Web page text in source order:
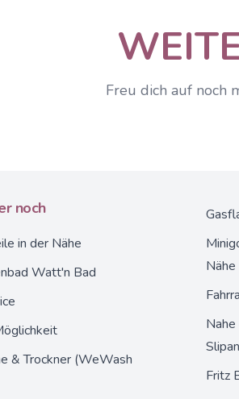
Freu dich auf noch
noch
in der Nähe
Watt'n Bad
& Trockner (WeWash
Nähe
Fritz